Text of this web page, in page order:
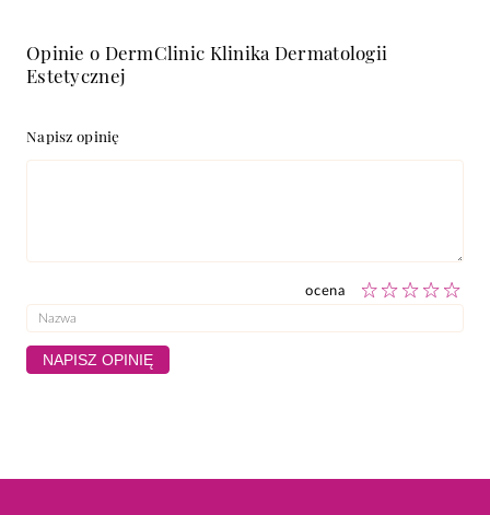
Opinie o DermClinic Klinika Dermatologii
Estetycznej
Napisz opinię
ocena